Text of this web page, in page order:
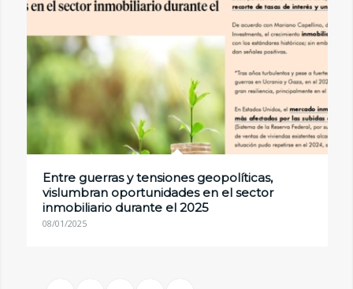
Entre guerras y tensiones geopolíticas,
vislumbran oportunidades en el sector
inmobiliario durante el 2025
08/01/2025